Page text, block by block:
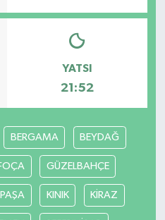
YATSI
21:52
BERGAMA BEYDAĞ
GÜZELBAHÇE
KINIK KİRAZ